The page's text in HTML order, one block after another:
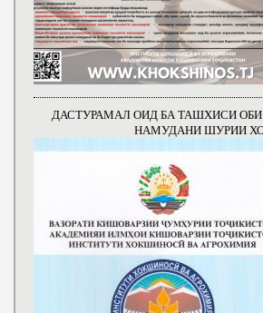
ДАСТУРАМАЛ ОИД БА ТАШХИСИ
НАМУДАНИ ШУРИИ